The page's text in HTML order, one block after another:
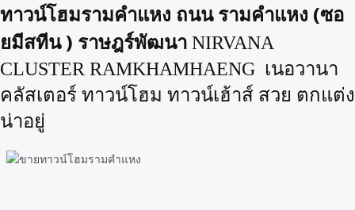
ทาวน์โฮมรามคำแหง ถนน รามคำแหง (ซอ
ยมีสทีน ) ราษฎร์พัฒนา NIRVANA
CLUSTER RAMKHAMHAENG เนอวานา
คลัสเตอร์ ทาวน์โฮม ทาวน์เฮ้าส์ สวย ตกแต่ง
น่าอยู่